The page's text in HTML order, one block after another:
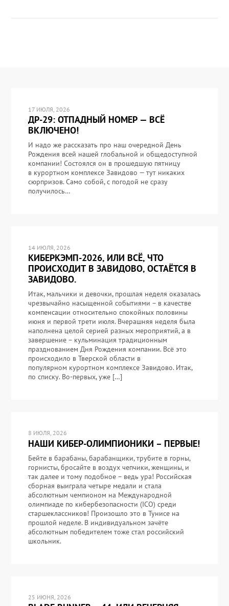
17 ИЮЛЯ, 2026
ДР-29: ОТПАДНЫЙ НОМЕР — ВСЁ
ВКЛЮЧЕНО!
И надо же рассказать про наш очередной День
Рождения всей нашей глобальной и общедоступной
компании! Состоялся он в прошедшую пятницу
в курортном комплексе Завидово — тут никаких
сюрпризов. Само собой, с погодой не сразу
получилось…
14 ИЮЛЯ, 2026
КИБЕРКЭМП-2026, ИЛИ ВСЁ, ЧТО
ПРОИСХОДИТ В ЗАВИДОВО, ОСТАЁТСЯ В
ЗАВИДОВО.
Итак, мальчики и девочки, прошлая неделя оказалась
чрезвычайно насыщенной событиями – в качестве
компенсации относительно спокойных половины
июня и первой трети июля. Вчерашняя неделя была
наполнена целой серией разных мероприятий, а в
завершение – кульминация традиционным
празднованием Дня Рождения компании. Всё это
происходило в Тверской области в
популярном курортном комплексе Завидово. Итак,
по списку. Во-первых, уже […]
8 ИЮЛЯ, 2026
НАШИ КИБЕР-ОЛИМПИОНИКИ – ПЕРВЫЕ!
Бейте в барабаны, барабанщики, трубите в горны,
горнисты, бросайте в воздух чепчики, женщины, и
так далее и тому подобное – ведь ура! Российская
сборная выиграла четыре медали и стала
абсолютным чемпионом на Международной
олимпиаде по кибербезопасности (ICO) среди
старшеклассников! Произошло это в Тунисе на
прошлой неделе. В индивидуальном зачёте
абсолютным победителем тоже стал российский
школьник.
25 ИЮНЯ, 2026